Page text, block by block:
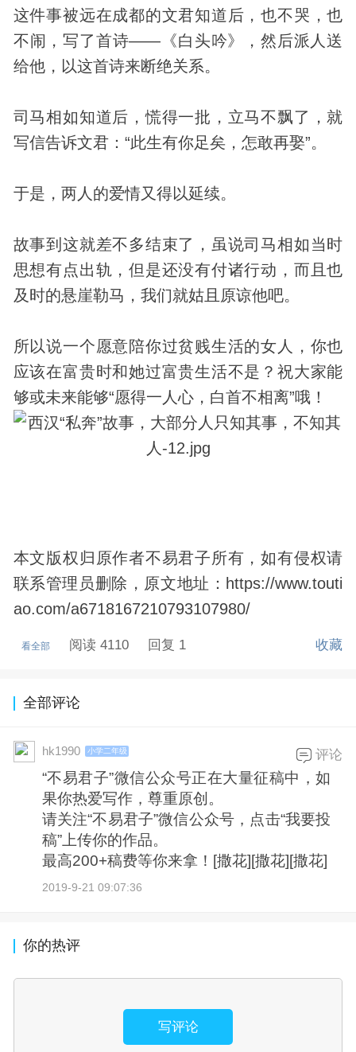
这件事被远在成都的文君知道后，也不哭，也
不闹，写了首诗——《白头吟》，然后派人送
给他，以这首诗来断绝关系。
司马相如知道后，慌得一批，立马不飘了，就
写信告诉文君：“此生有你足矣，怎敢再娶”。
于是，两人的爱情又得以延续。
故事到这就差不多结束了，虽说司马相如当时
思想有点出轨，但是还没有付诸行动，而且也
及时的悬崖勒马，我们就姑且原谅他吧。
所以说一个愿意陪你过贫贱生活的女人，你也
应该在富贵时和她过富贵生活不是？祝大家能
够或未来能够“愿得一人心，白首不相离”哦！
本文版权归原作者不易君子所有，如有侵权请
联系管理员删除，原文地址：https://www.touti
ao.com/a6718167210793107980/
看全部 阅读 4110 回复 1 收藏
全部评论
hk1990 小学二年级
“不易君子”微信公众号正在大量征稿中，如
果你热爱写作，尊重原创。
请关注“不易君子”微信公众号，点击“我要投
稿”上传你的作品。
最高200+稿费等你来拿！[撒花][撒花][撒花]
2019-9-21 09:07:36
评论
你的热评
写评论